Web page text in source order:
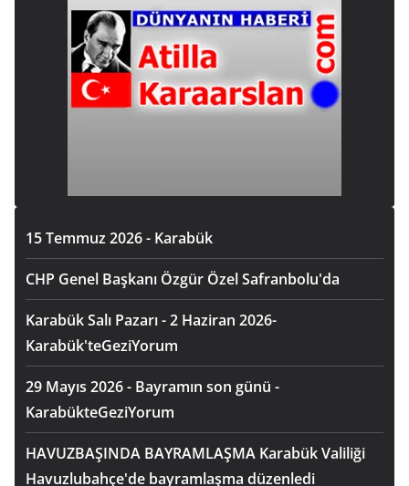
15 Temmuz 2026 - Karabük
CHP Genel Başkanı Özgür Özel Safranbolu'da
Karabük Salı Pazarı - 2 Haziran 2026-
Karabük'teGeziYorum
29 Mayıs 2026 - Bayramın son günü -
KarabükteGeziYorum
HAVUZBAŞINDA BAYRAMLAŞMA Karabük Valiliği
Havuzlubahçe'de bayramlaşma düzenledi